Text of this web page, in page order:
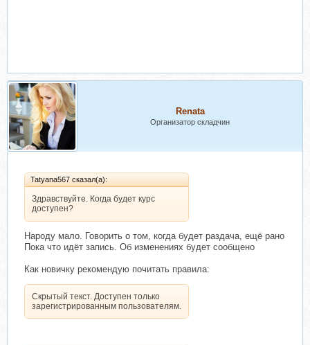
Renata
Организатор складчин
Tatyana567 сказал(а):
Здравствуйте. Когда будет курс
доступен?
Народу мало. Говорить о том, когда будет раздача, ещё рано
Пока что идёт запись. Об изменениях будет сообщено
Как новичку рекомендую почитать правила:
Скрытый текст. Доступен только
зарегистрированным пользователям.